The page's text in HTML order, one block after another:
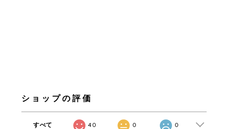
ショップの評価
すべて 40 0 0